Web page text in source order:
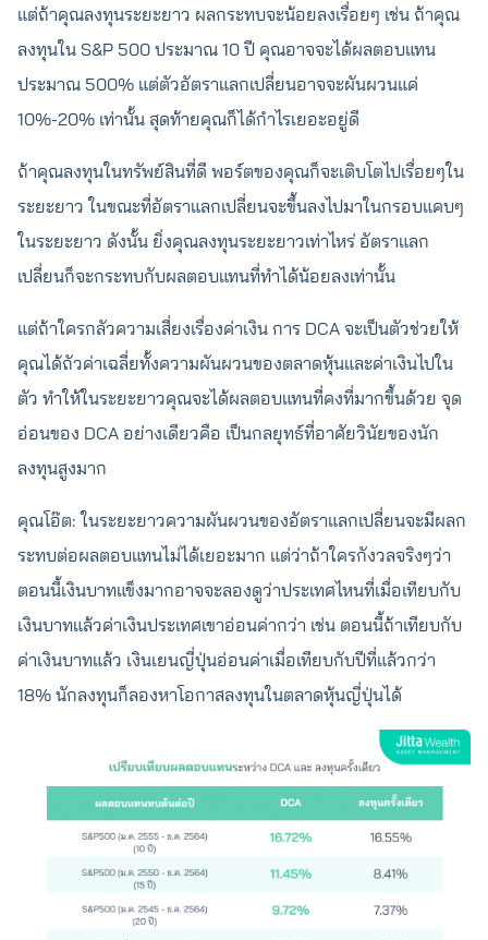
แต่ถ้าคุณลงทุนระยะยาว ผลกระทบจะน้อยลงเรื่อยๆ เช่น ถ้าคุณ
ลงทุนใน S&P 500 ประมาณ 10 ปี คุณอาจจะได้ผลตอบแทน
ประมาณ 500% แต่ตัวอัตราแลกเปลี่ยนอาจจะผันผวนแค่
10%-20% เท่านั้น สุดท้ายคุณก็ได้กำไรเยอะอยู่ดี
ถ้าคุณลงทุนในทรัพย์สินที่ดี พอร์ตของคุณก็จะเติบโตไปเรื่อยๆใน
ระยะยาว ในขณะที่อัตราแลกเปลี่ยนจะขึ้นลงไปมาในกรอบแคบๆ
ในระยะยาว ดังนั้น ยิ่งคุณลงทุนระยะยาวเท่าไหร่ อัตราแลก
เปลี่ยนก็จะกระทบกับผลตอบแทนที่ทำได้น้อยลงเท่านั้น
แต่ถ้าใครกลัวความเสี่ยงเรื่องค่าเงิน การ DCA จะเป็นตัวช่วยให้
คุณได้ถัวค่าเฉลี่ยทั้งความผันผวนของตลาดหุ้นและค่าเงินไปใน
ตัว ทำให้ในระยะยาวคุณจะได้ผลตอบแทนที่คงที่มากขึ้นด้วย จุด
อ่อนของ DCA อย่างเดียวคือ เป็นกลยุทธ์ที่อาศัยวินัยของนัก
ลงทุนสูงมาก
คุณโอ๊ต: ในระยะยาวความผันผวนของอัตราแลกเปลี่ยนจะมีผลก
ระทบต่อผลตอบแทนไม่ได้เยอะมาก แต่ว่าถ้าใครกังวลจริงๆว่า
ตอนนี้เงินบาทแข็งมากอาจจะลองดูว่าประเทศไหนที่เมื่อเทียบกับ
เงินบาทแล้วค่าเงินประเทศเขาอ่อนค่ากว่า เช่น ตอนนี้ถ้าเทียบกับ
ค่าเงินบาทแล้ว เงินเยนญี่ปุ่นอ่อนค่าเมื่อเทียบกับปีที่แล้วกว่า
18% นักลงทุนก็ลองหาโอกาสลงทุนในตลาดหุ้นญี่ปุ่นได้